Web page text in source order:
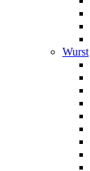
Wurst